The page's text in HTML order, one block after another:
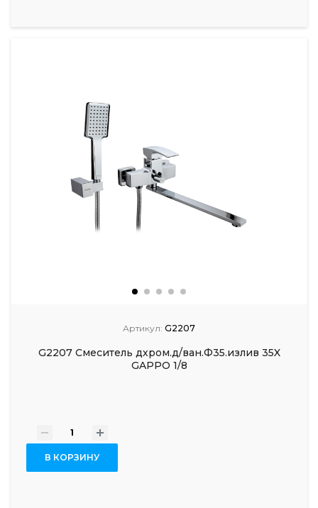
Артикул: G2207
G2207 Смеситель дхром.д/ван.Ф35.излив 35X
GAPPO 1/8
- +
В КОРЗИНУ